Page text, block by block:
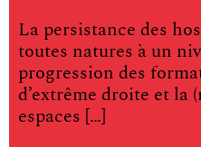
La persistance des
toutes natures à un
progression des
d’extrême droite et la
espaces […]